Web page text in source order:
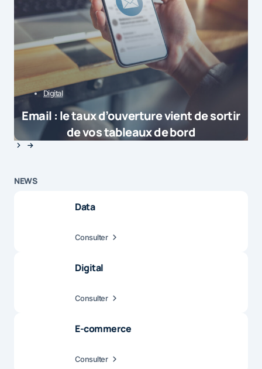
Digital
Email : le taux d’ouverture vient de sortir
de vos tableaux de bord
NEWS
Data
Consulter
Digital
Consulter
E-commerce
Consulter